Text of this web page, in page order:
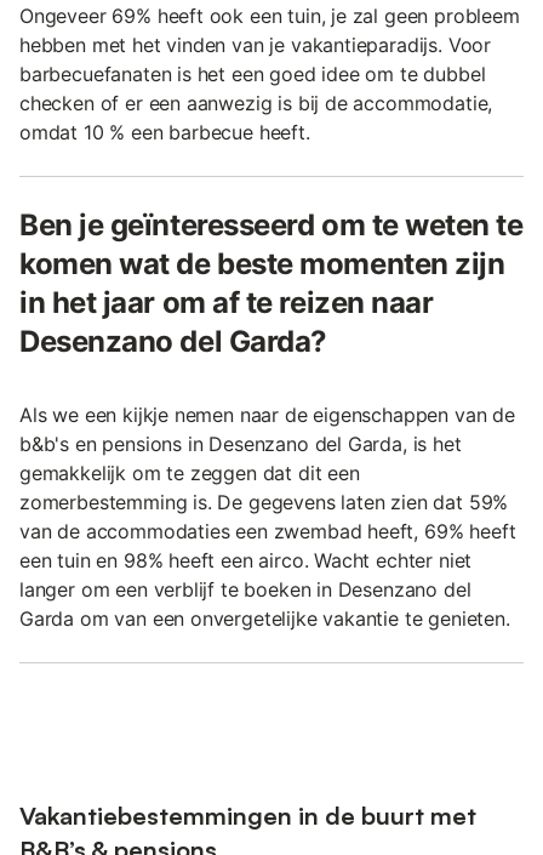
Ongeveer 69% heeft ook een tuin, je zal geen probleem
hebben met het vinden van je vakantieparadijs. Voor
barbecuefanaten is het een goed idee om te dubbel
checken of er een aanwezig is bij de accommodatie,
omdat 10 % een barbecue heeft.
Ben je geïnteresseerd om te weten te
komen wat de beste momenten zijn
in het jaar om af te reizen naar
Desenzano del Garda?
Als we een kijkje nemen naar de eigenschappen van de
b&b's en pensions in Desenzano del Garda, is het
gemakkelijk om te zeggen dat dit een
zomerbestemming is. De gegevens laten zien dat 59%
van de accommodaties een zwembad heeft, 69% heeft
een tuin en 98% heeft een airco. Wacht echter niet
langer om een verblijf te boeken in Desenzano del
Garda om van een onvergetelijke vakantie te genieten.
Vakantiebestemmingen in de buurt met